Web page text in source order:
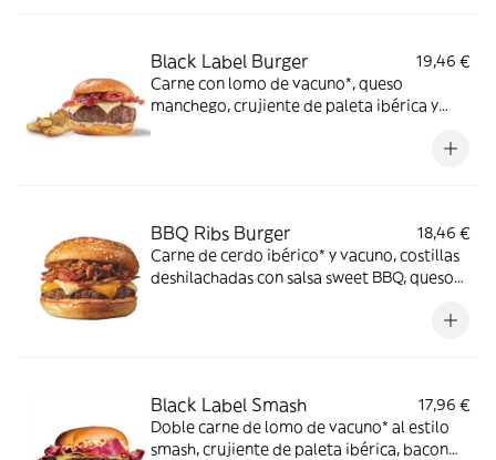
Black Label Burger
19,46 €
Carne con lomo de vacuno*, queso
manchego, crujiente de paleta ibérica y
BBQ Ribs Burger
18,46 €
Carne de cerdo ibérico* y vacuno, costillas
deshilachadas con salsa sweet BBQ, queso
Black Label Smash
17,96 €
Doble carne de lomo de vacuno* al estilo
smash, crujiente de paleta ibérica, bacon